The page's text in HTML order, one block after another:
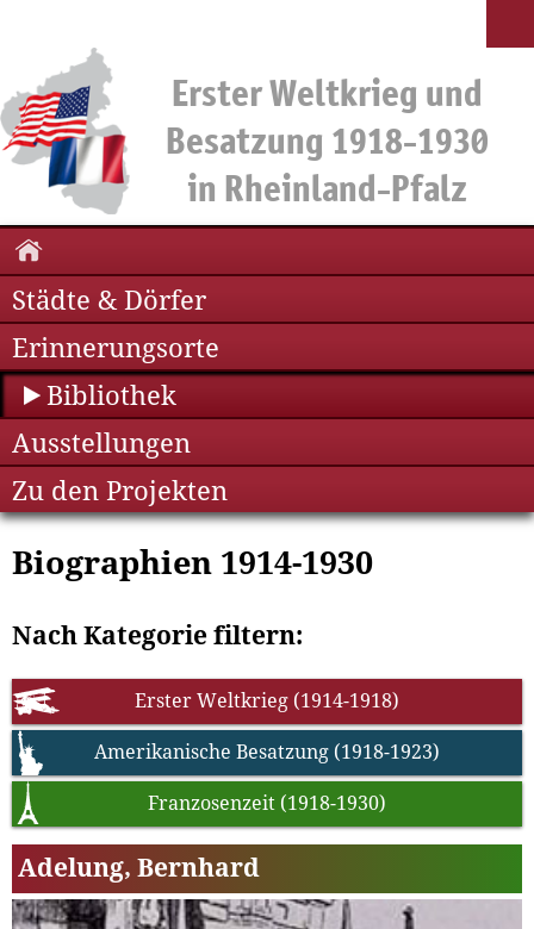
Städte & Dörfer
Erinnerungsorte
Bibliothek
Ausstellungen
Zu den Projekten
Biographien 1914-1930
Nach Kategorie filtern:
Erster Weltkrieg (1914-1918)
Amerikanische Besatzung (1918-1923)
Franzosenzeit (1918-1930)
Adelung, Bernhard